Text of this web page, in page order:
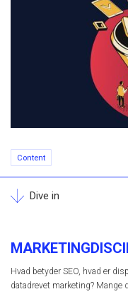
Content
Dive in
Hvad betyder SEO, hvad er
datadrevet marketing? Mange